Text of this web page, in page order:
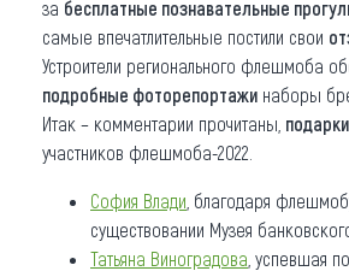
за бесплатные познавательные
самые впечатлительные постили свои
Устроители регионального флешмоба
подробные фоторепортажи наборы
Итак – комментарии прочитаны,
участников флешмоба-2022.
София Влади , благодаря
существовании Музея
Татьяна Виноградова , успевшая